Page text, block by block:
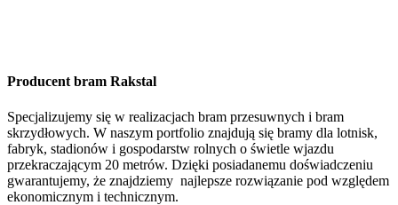
Producent bram Rakstal
Specjalizujemy się w realizacjach bram przesuwnych i bram
skrzydłowych. W naszym portfolio znajdują się bramy dla lotnisk,
fabryk, stadionów i gospodarstw rolnych o świetle wjazdu
przekraczającym 20 metrów. Dzięki posiadanemu doświadczeniu
gwarantujemy, że znajdziemy najlepsze rozwiązanie pod względem
ekonomicznym i technicznym.